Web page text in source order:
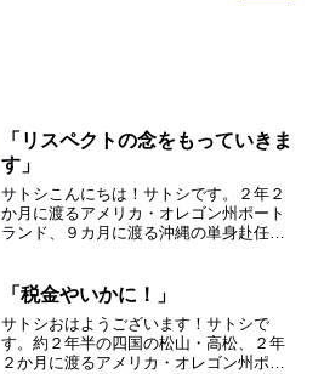
「リスペクトの念をもっていきま
す」
サトシこんにちは！サトシです。２年２
か月に渡るアメリカ・オレゴン州ポート
ランド、９カ月に渡る沖縄の単身赴任の
ました。２０２１年３月９日より東京都
品川区南大井で不動産を主...
「税金やいかに！」
サトシおはようございます！サトシで
す。約２年半の四国の松山・高松、２年
２か月に渡るアメリカ・オレゴン州ポー